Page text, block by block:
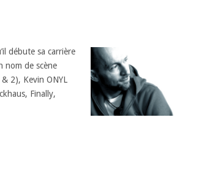
débute sa carrière
nom de scène
2), Kevin ONYL
Finally,